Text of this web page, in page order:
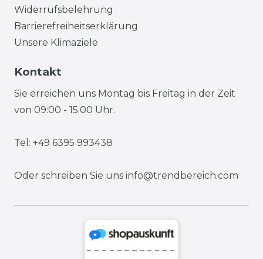
Widerrufsbelehrung
Barrierefreiheitserklärung
Unsere Klimaziele
Kontakt
Sie erreichen uns Montag bis Freitag in der Zeit
von 09:00 - 15:00 Uhr.
Tel: +49 6395 993438
Oder schreiben Sie uns info@trendbereich.com